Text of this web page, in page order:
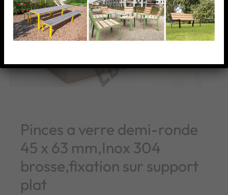
Pinces a verre demi-ronde
45 x 63 mm,Inox 304
brosse,fixation sur support
plat